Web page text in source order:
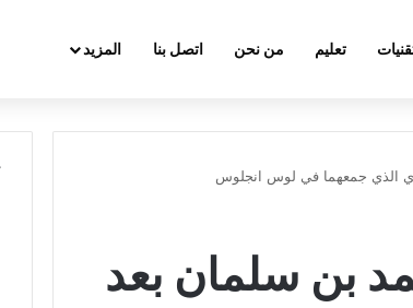
تعليم من نحن اتصل بنا المزيد
الذي جمعهما في لوس انجلوس
بن سلمان بعد